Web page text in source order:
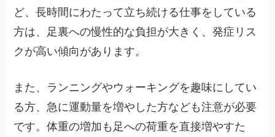
ど、長時間にわたって立ち続ける仕事をしている
方は、足裏への慢性的な負担が大きく、発症リス
クが高い傾向があります。
また、ランニングやウォーキングを趣味にしてい
る方、急に運動量を増やした方なども注意が必要
です。体重の増加も足への荷重を直接増やすた